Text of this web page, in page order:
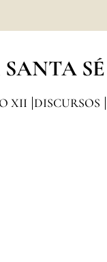
SANTA SÉ
XII DISCURSOS